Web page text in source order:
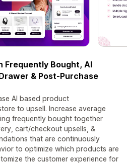
Frequently Bought, AI
& Post-Purchase
AI based product
to upsell. Increase average
frequently bought together
cart/checkout upsells, &
that are continuously
to optimize which products are
the customer experience for